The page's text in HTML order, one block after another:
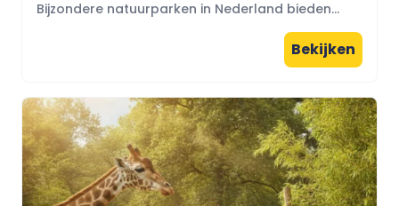
Bijzondere natuurparken in Nederland bieden...
Bekijken